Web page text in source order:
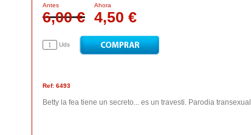
Antes
6,00 €
Ahora
4,50 €
Uds
Ref: 6493
Betty la fea tiene un secreto... es un travesti. Parodia